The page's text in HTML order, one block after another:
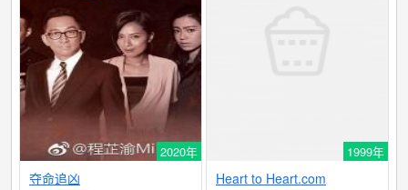
2020年
夺命追凶
1999年
Heart to Heart.com